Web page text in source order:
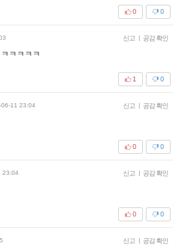
0
0
신고 | 공감 확인
ㅋㅋㅋㅋ
0
1
06-11 23:04 신고 | 공감 확인
0
0
23:04 신고 | 공감 확인
0
0
신고 | 공감 확인